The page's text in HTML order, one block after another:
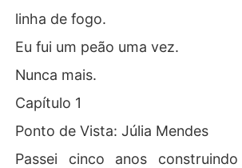
linha de fogo.
Eu fui um peão uma vez.
Nunca mais.
Capítulo 1
Ponto de Vista: Júlia Mendes
Passei cinco anos